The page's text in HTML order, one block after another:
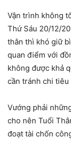
Vận trình không
Thứ Sáu 20/12/
thân thì khó giữ
quan điểm với
không được khả
cần tránh chi
Vướng phải
cho nên Tuổi
đoạt tài chốn